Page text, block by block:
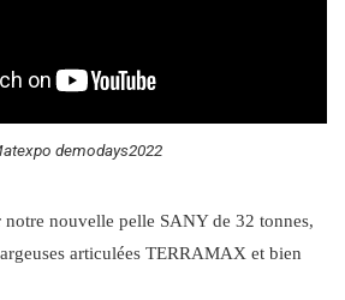
demodays2022
nouvelle pelle SANY de 32 tonnes,
articulées TERRAMAX et bien